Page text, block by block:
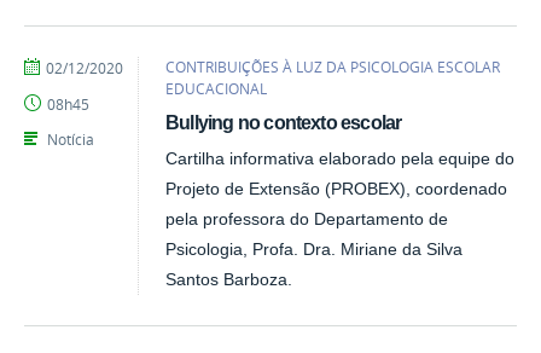
CONTRIBUIÇÕES À LUZ DA PSICOLOGIA ESCOLAR
EDUCACIONAL
Bullying no contexto escolar
Cartilha informativa elaborado pela equipe do
Projeto de Extensão (PROBEX), coordenado
pela professora do Departamento de
Psicologia, Profa. Dra. Miriane da Silva
Santos Barboza.
por
publicado
02/12/2020
08h45
Notícia